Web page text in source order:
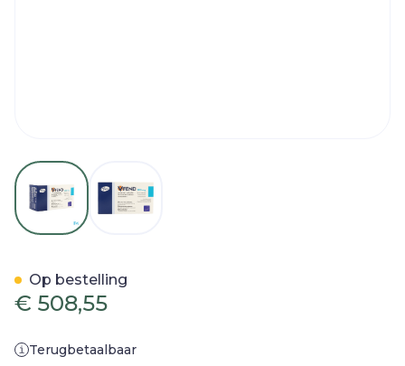
View larger image
€ 508,55
Terugbetaalbaar
Op bestelling